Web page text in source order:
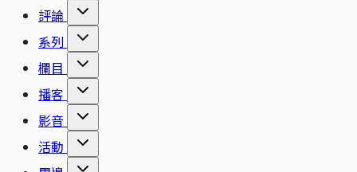
評論
系列
欄目
播客
影音
活動